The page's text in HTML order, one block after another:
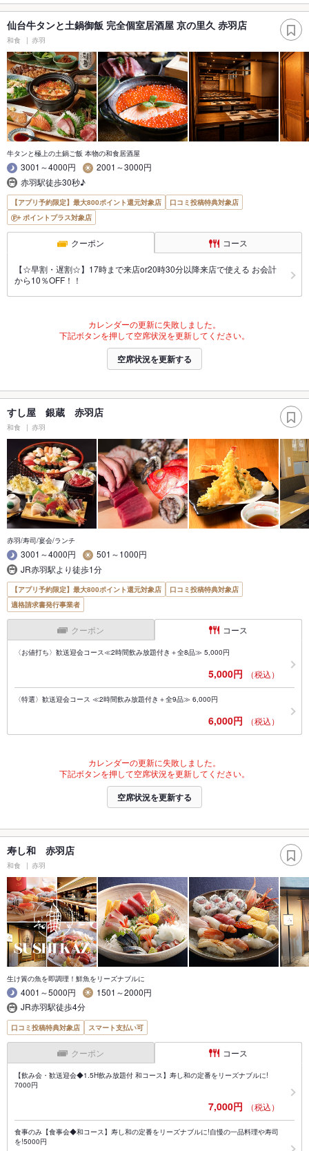
仙台牛タンと土鍋御飯 完全個室居酒屋 京の里久 赤羽店
和食 赤羽
牛タンと極上の土鍋ご飯 本物の和食居酒屋
3001～4000円
2001～3000円
赤羽駅徒歩30秒♪
【アプリ予約限定】最大800ポイント還元対象店
口コミ投稿特典対象店
ポイントプラス対象店
クーポン コース
【☆早割・遅割☆】17時まで来店or20時30分以降来店で使える お会計
から10％OFF！！
カレンダーの更新に失敗しました。
下記ボタンを押して空席状況を更新してください。
空席状況を更新する
すし屋 銀蔵 赤羽店
和食 赤羽
赤羽/寿司/宴会/ランチ
3001～4000円
501～1000円
JR赤羽駅より徒歩1分
【アプリ予約限定】最大800ポイント還元対象店
口コミ投稿特典対象店
適格請求書発行事業者
クーポン コース
〈お値打ち〉歓送迎会コース≪2時間飲み放題付き＋全8品≫ 5,000円
5,000円 （税込）
〈特選〉歓送迎会コース ≪2時間飲み放題付き＋全9品≫ 6,000円
6,000円 （税込）
カレンダーの更新に失敗しました。
下記ボタンを押して空席状況を更新してください。
空席状況を更新する
寿し和 赤羽店
和食 赤羽
生け簀の魚を即調理！鮮魚をリーズナブルに
4001～5000円
1501～2000円
JR赤羽駅徒歩4分
口コミ投稿特典対象店 スマート支払い可
クーポン コース
【飲み会・歓送迎会◆1.5H飲み放題付 和コース】寿し和の定番をリーズナブルに!
7000円
7,000円 （税込）
食事のみ【食事会◆和コース】寿し和の定番をリーズナブルに!自慢の一品料理や寿司
を!5000円